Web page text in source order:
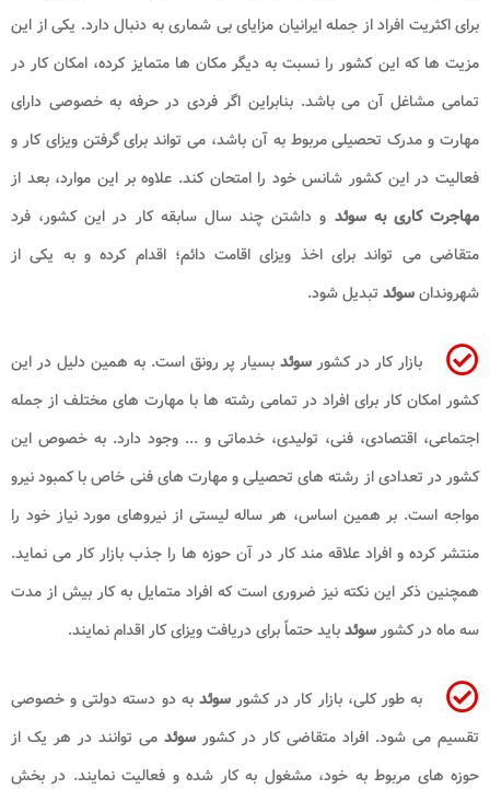
برای اکثریت افراد از جمله ایرانیان مزایای بی شماری به دنبال دارد. یکی از این
مزیت ‌ها که این کشور را نسبت به دیگر مکان ها متمایز کرده، امکان کار در
تمامی مشاغل آن می ‌باشد. بنابراین اگر فردی در حرفه به خصوصی دارای
مهارت و مدرک تحصیلی مربوط به آن باشد، می‌ تواند برای گرفتن ویزای کار و
فعالیت در این کشور شانس خود را امتحان کند. علاوه بر این موارد، بعد از
مهاجرت کاری به سوئد و داشتن چند سال سابقه کار در این کشور، فرد
متقاضی می‌ تواند برای اخذ ویزای اقامت دائم؛ اقدام کرده و به یکی از
شهروندانسوئد تبدیل شود.
بازار کار در کشور سوئدبسیار پر رونق است. به همین دلیل در این
کشور امکان کار برای افراد در تمامی رشته‌ ها با مهارت ‌های مختلف از جمله
اجتماعی، اقتصادی، فنی، تولیدی، خدماتی و ... وجود دارد. به خصوص این
کشور در تعدادی از رشته ‌های تحصیلی و مهارت‌ های فنی خاص با کمبود نیرو
مواجه است. بر همین اساس، هر ساله لیستی از نیروهای مورد نیاز خود را
منتشر کرده و افراد علاقه مند کار در آن حوزه ها را جذب بازار کار می نماید.
همچنین ذکر این نکته نیز ضروری است که افراد متمایل به کار بیش از مدت
سه ماه در کشورسوئدباید حتماً برای دریافت ویزای کار اقدام نمایند.
به طور کلی، بازار کار در کشورسوئد به دو دسته دولتی و خصوصی
تقسیم می‌ شود. افراد متقاضی کار در کشور سوئد می ‌توانند در هر یک از
حوزه های مربوط به خود، مشغول به کار شده و فعالیت نمایند. در بخش